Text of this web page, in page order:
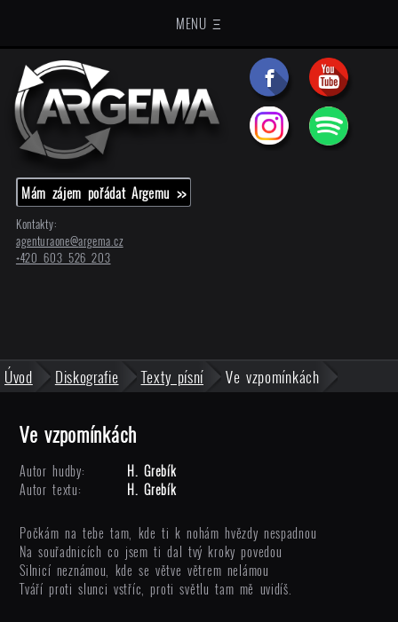
MENU Ξ
Mám zájem pořádat Argemu >>
Kontakty:
agenturaone@argema.cz
+420 603 526 203
Úvod Diskografie Texty písní Ve vzpomínkách
Ve vzpomínkách
Autor hudby:
H. Grebík
Autor textu:
H. Grebík
Počkám na tebe tam, kde ti k nohám hvězdy nespadnou
Na souřadnicích co jsem ti dal tvý kroky povedou
Silnicí neznámou, kde se větve větrem nelámou
Tváří proti slunci vstříc, proti světlu tam mě uvidíš.